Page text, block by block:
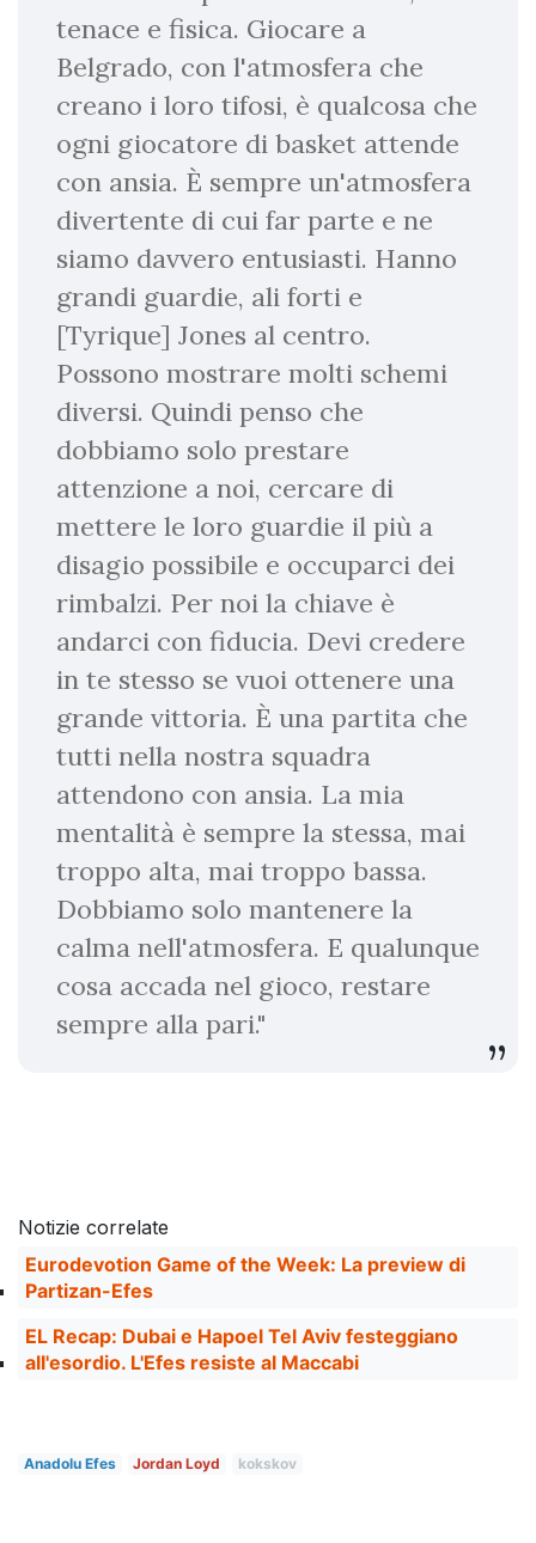
tenace e fisica. Giocare a
Belgrado, con l'atmosfera che
creano i loro tifosi, è qualcosa che
ogni giocatore di basket attende
con ansia. È sempre un'atmosfera
divertente di cui far parte e ne
siamo davvero entusiasti. Hanno
grandi guardie, ali forti e
[Tyrique] Jones al centro.
Possono mostrare molti schemi
diversi. Quindi penso che
dobbiamo solo prestare
attenzione a noi, cercare di
mettere le loro guardie il più a
disagio possibile e occuparci dei
rimbalzi. Per noi la chiave è
andarci con fiducia. Devi credere
in te stesso se vuoi ottenere una
grande vittoria. È una partita che
tutti nella nostra squadra
attendono con ansia. La mia
mentalità è sempre la stessa, mai
troppo alta, mai troppo bassa.
Dobbiamo solo mantenere la
calma nell'atmosfera. E qualunque
cosa accada nel gioco, restare
sempre alla pari."
Notizie correlate
Eurodevotion Game of the Week: La preview di
Partizan-Efes
EL Recap: Dubai e Hapoel Tel Aviv festeggiano
all'esordio. L'Efes resiste al Maccabi
Anadolu Efes Jordan Loyd kokskov